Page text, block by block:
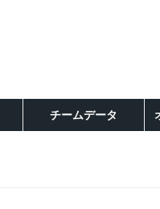
チームデータ